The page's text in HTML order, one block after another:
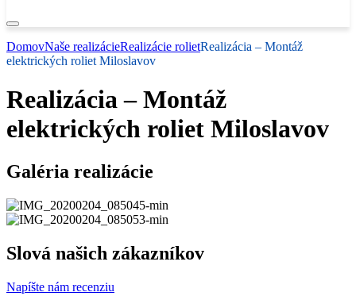
DomovNaše realizácieRealizácie rolietRealizácia – Montáž
elektrických roliet Miloslavov
Realizácia – Montáž
elektrických roliet Miloslavov
Galéria realizácie
Slová našich zákazníkov
Napíšte nám recenziu